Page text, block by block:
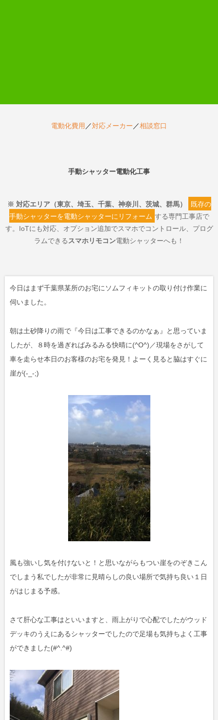
電動化費用 ／対応メーカー／相談窓口
手動シャッター電動化工事
※ 対応エリア（東京、埼玉、千葉、神奈川、茨城、群馬）
既存の
手動シャッターを電動シャッターにリフォーム する専門工事店で
す。IoTにも対応、オプション追加でスマホでコントロール、プログ
ラムできる スマホリモコン電動シャッターへも！
今日はまず千葉県某所のお宅にソムフィキットの取り付け作業に
伺いました。
朝は土砂降りの雨で『今日は工事できるのかなぁ』と思っていま
したが、８時を過ぎればみるみる快晴に(^O^)／現場をさがして
車を走らせ本日のお客様のお宅を発見！よーく見ると脇はすぐに
崖が(-_-;)
風も強いし気を付けないと！と思いながらもつい崖をのぞきこん
でしまう私でしたが非常に見晴らしの良い場所で気持ち良い１日
がはじまる予感。
さて肝心な工事はといいますと、雨上がりで心配でしたがウッド
デッキのうえにあるシャッターでしたので足場も気持ちよく工事
ができました(#^.^#)